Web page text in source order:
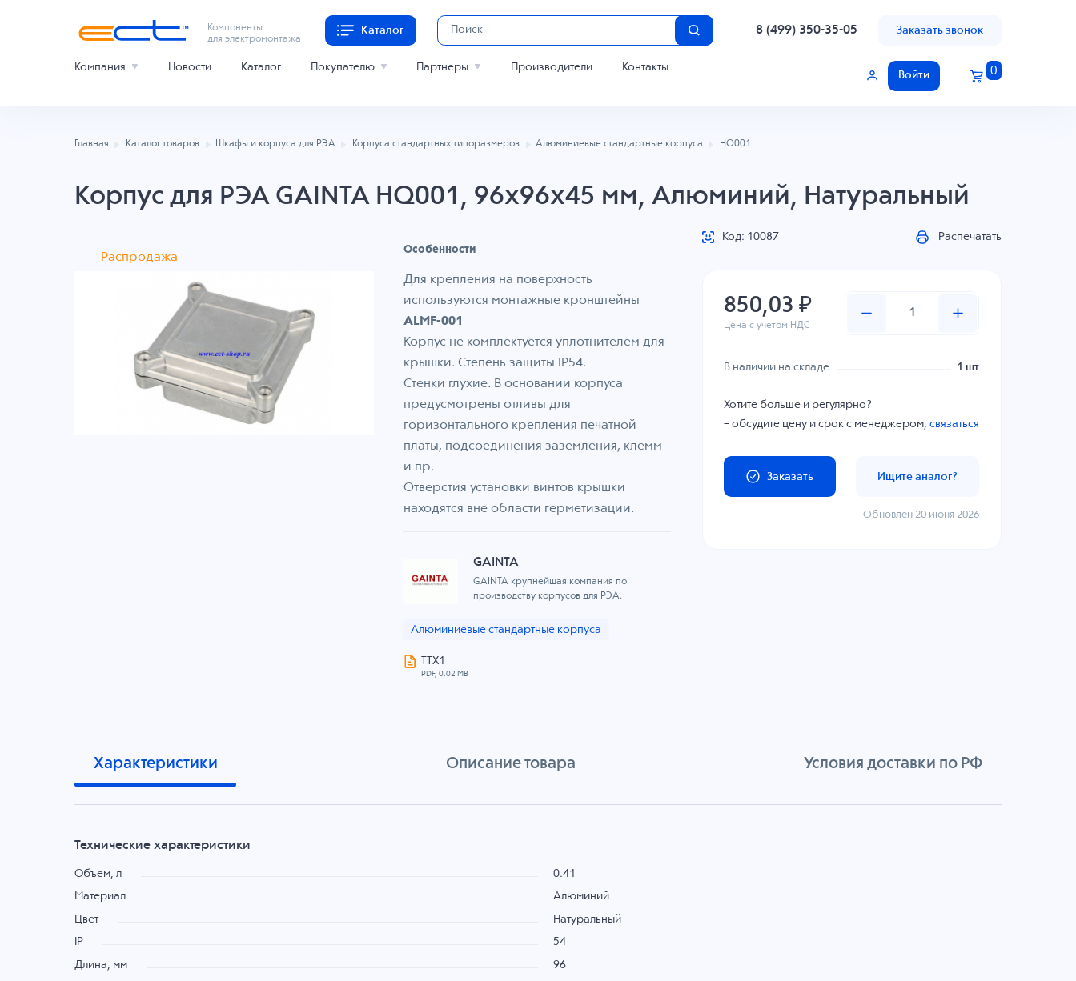
Компоненты
для электромонтажа
Каталог 8 (499) 350-35-05 Заказать звонок
Компания Новости Каталог Покупателю Партнеры Производители Контакты
Войти 0
Главная Каталог товаров Шкафы и корпуса для РЭА Корпуса стандартных типоразмеров Алюминиевые стандартные корпуса HQ001
Корпус для РЭА GAINTA HQ001, 96x96x45 мм, Алюминий, Натуральный
Распродажа
Особенности
Для крепления на поверхность
используются монтажные кронштейны
ALMF-001
Корпус не комплектуется уплотнителем для
крышки. Степень защиты IP54.
Стенки глухие. В основании корпуса
предусмотрены отливы для
горизонтального крепления печатной
платы, подсоединения заземления, клемм
и пр.
Отверстия установки винтов крышки
находятся вне области герметизации.
GAINTA
GAINTA крупнейшая компания по
производству корпусов для РЭА.
Алюминиевые стандартные корпуса
ТТХ1
PDF, 0.02 MB
Код: 10087 Распечатать
850,03 ₽
Цена с учетом НДС
В наличии на складе 1 шт
Хотите больше и регулярно?
– обсудите цену и срок с менеджером,связаться
Заказать Ищите аналог?
Обновлен 20 июня 2026
Характеристики Описание товара Условия доставки по РФ
Технические характеристики
Объем, л 0.41
Материал Алюминий
Цвет Натуральный
IP 54
Длина, мм 96